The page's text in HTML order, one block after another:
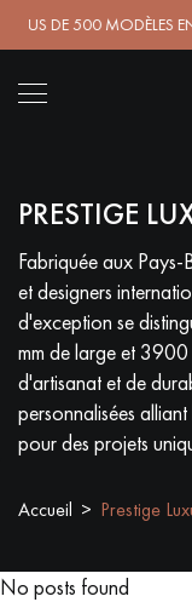
DE 500 MODÈLES
LES
PARQUET MASSIF
SOL PLAQUÉ BOIS
PARQUET EN BOIS
PARQUET HUILÉ
PARQUET VIEILLI
PRESTIGE
Fabriquée aux
et designers
d'exception se
mm de large et
d'artisanat et de
personnalisées
pour des projets
Accueil Prestige
No posts found